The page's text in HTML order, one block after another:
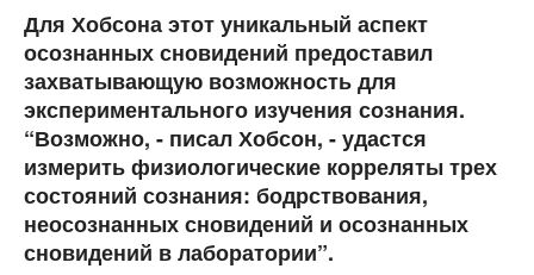
Для Хобсона этот уникальный аспект
осознанных сновидений предоставил
захватывающую возможность для
экспериментального изучения сознания.
“Возможно, - писал Хобсон, - удастся
измерить физиологические корреляты трех
состояний сознания: бодрствования,
неосознанных сновидений и осознанных
сновидений в лаборатории”.